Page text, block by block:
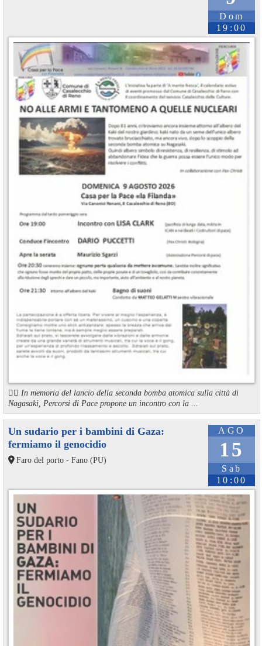
Dom
19:00
🏳️‍🌈 In memoria del lancio della seconda bomba atomica sulla città di
Nagasaki, Percorsi di Pace propone un incontro con la ...
AGO
15
Sab
10:00
Un sudario per i bambini di Gaza:
fermiamo il genocidio
Faro del porto - Fano (PU)